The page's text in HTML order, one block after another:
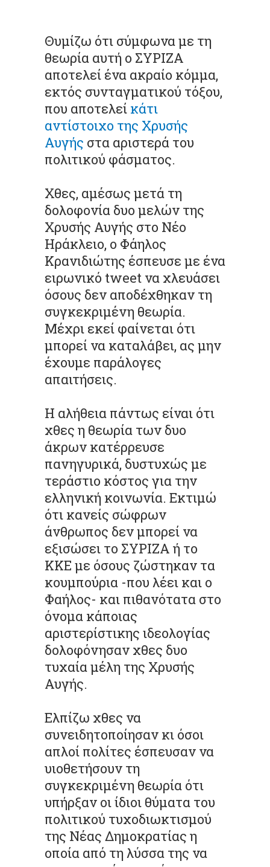
Θυμίζω ότι σύμφωνα με τη
θεωρία αυτή ο ΣΥΡΙΖΑ
αποτελεί ένα ακραίο κόμμα,
εκτός συνταγματικού τόξου,
που αποτελεί κάτι
αντίστοιχο της Χρυσής
Αυγής στα αριστερά του
πολιτικού φάσματος.
Χθες, αμέσως μετά τη
δολοφονία δυο μελών της
Χρυσής Αυγής στο Νέο
Ηράκλειο, ο Φάηλος
Κρανιδιώτης έσπευσε με ένα
ειρωνικό tweet να χλευάσει
όσους δεν αποδέχθηκαν τη
συγκεκριμένη θεωρία.
Μέχρι εκεί φαίνεται ότι
μπορεί να καταλάβει, ας μην
έχουμε παράλογες
απαιτήσεις.
Η αλήθεια πάντως είναι ότι
χθες η θεωρία των δυο
άκρων κατέρρευσε
πανηγυρικά, δυστυχώς με
τεράστιο κόστος για την
ελληνική κοινωνία. Εκτιμώ
ότι κανείς σώφρων
άνθρωπος δεν μπορεί να
εξισώσει το ΣΥΡΙΖΑ ή το
ΚΚΕ με όσους ζώστηκαν τα
κουμπούρια -που λέει και ο
Φαήλος- και πιθανότατα στο
όνομα κάποιας
αριστερίστικης ιδεολογίας
δολοφόνησαν χθες δυο
τυχαία μέλη της Χρυσής
Αυγής.
Ελπίζω χθες να
συνειδητοποίησαν κι όσοι
απλοί πολίτες έσπευσαν να
υιοθετήσουν τη
συγκεκριμένη θεωρία ότι
υπήρξαν οι ίδιοι θύματα του
πολιτικού τυχοδιωκτισμού
της Νέας Δημοκρατίας η
οποία από τη λύσσα της να